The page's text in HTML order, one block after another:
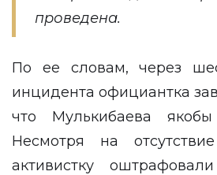
проведена.
По ее словам, через
инцидента официантка
что Мулькибаева
Несмотря на отсутствие
активистку